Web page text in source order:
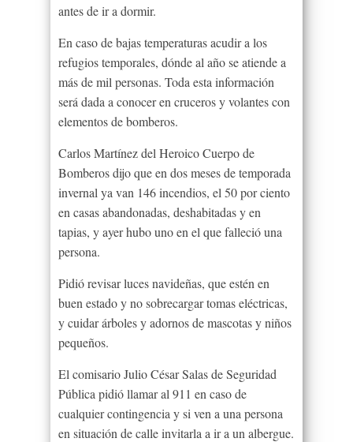
antes de ir a dormir.
En caso de bajas temperaturas acudir a los
refugios temporales, dónde al año se atiende a
más de mil personas. Toda esta información
será dada a conocer en cruceros y volantes con
elementos de bomberos.
Carlos Martínez del Heroico Cuerpo de
Bomberos dijo que en dos meses de temporada
invernal ya van 146 incendios, el 50 por ciento
en casas abandonadas, deshabitadas y en
tapias, y ayer hubo uno en el que falleció una
persona.
Pidió revisar luces navideñas, que estén en
buen estado y no sobrecargar tomas eléctricas,
y cuidar árboles y adornos de mascotas y niños
pequeños.
El comisario Julio César Salas de Seguridad
Pública pidió llamar al 911 en caso de
cualquier contingencia y si ven a una persona
en situación de calle invitarla a ir a un albergue.